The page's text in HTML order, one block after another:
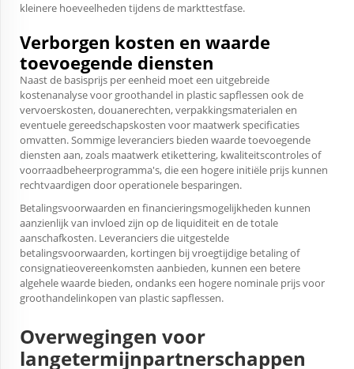
kleinere hoeveelheden tijdens de markttestfase.
Verborgen kosten en waarde
toevoegende diensten
Naast de basisprijs per eenheid moet een uitgebreide
kostenanalyse voor groothandel in plastic sapflessen ook de
vervoerskosten, douanerechten, verpakkingsmaterialen en
eventuele gereedschapskosten voor maatwerk specificaties
omvatten. Sommige leveranciers bieden waarde toevoegende
diensten aan, zoals maatwerk etikettering, kwaliteitscontroles of
voorraadbeheerprogramma's, die een hogere initiële prijs kunnen
rechtvaardigen door operationele besparingen.
Betalingsvoorwaarden en financieringsmogelijkheden kunnen
aanzienlijk van invloed zijn op de liquiditeit en de totale
aanschafkosten. Leveranciers die uitgestelde
betalingsvoorwaarden, kortingen bij vroegtijdige betaling of
consignatieovereenkomsten aanbieden, kunnen een betere
algehele waarde bieden, ondanks een hogere nominale prijs voor
groothandelinkopen van plastic sapflessen.
Overwegingen voor
langetermijnpartnerschappen